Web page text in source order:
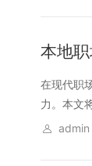
本地
在现代职
力。本文
admin